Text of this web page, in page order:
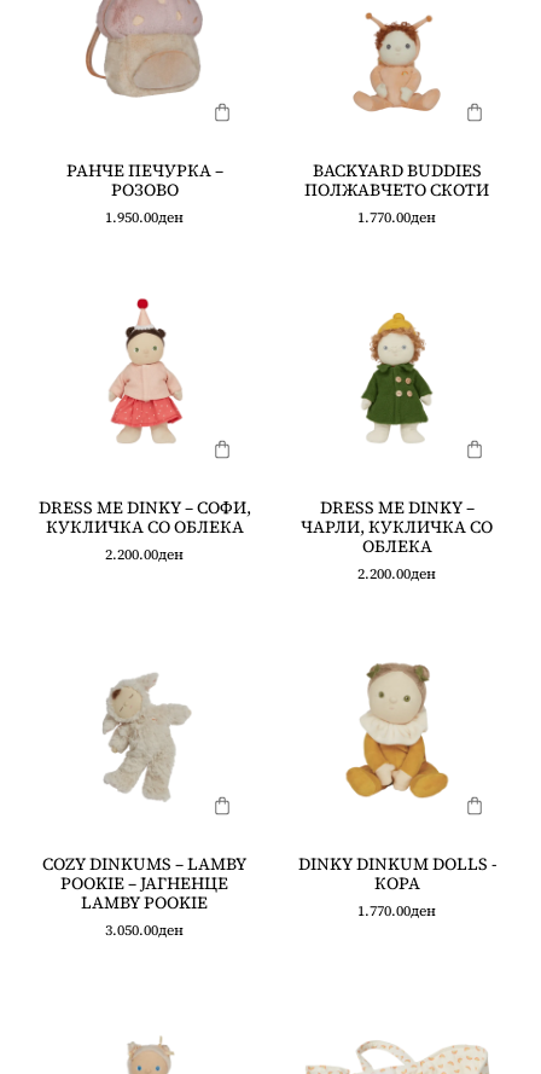
РАНЧЕ ПЕЧУРКА –
РОЗОВО
1.950.00ден
BACKYARD BUDDIES
ПОЛЖАВЧЕТО СКОТИ
1.770.00ден
DRESS ME DINKY – СОФИ,
КУКЛИЧКА СО ОБЛЕКА
2.200.00ден
DRESS ME DINKY –
ЧАРЛИ, КУКЛИЧКА СО
ОБЛЕКА
2.200.00ден
COZY DINKUMS – LAMBY
POOKIE – ЈАГНЕНЦЕ
LAMBY POOKIE
3.050.00ден
DINKY DINKUM DOLLS -
КОРА
1.770.00ден